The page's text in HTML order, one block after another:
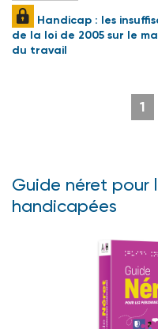
Handicap : les
de la loi de 2005 sur le
du travail
1
Guide néret pour
handicapées